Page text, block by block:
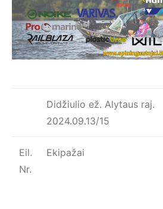
Didžiulio ež. Alytaus raj.
2024.09.13/15
Eil.
Nr.
Ekipažai